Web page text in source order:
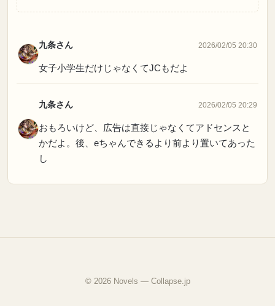
九条さん 2026/02/05 20:30
女子小学生だけじゃなくてJCもだよ
九条さん 2026/02/05 20:29
おもろいけど、広告は直接じゃなくてアドセンスと
かだよ。後、eちゃんできるより前より置いてあった
し
© 2026 Novels — Collapse.jp